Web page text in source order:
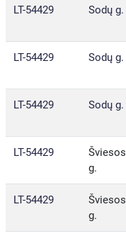
LT-54429 Sodų g.
LT-54429 Sodų g.
LT-54429 Sodų g.
LT-54429
Šviesos
g.
LT-54429
Šviesos
g.